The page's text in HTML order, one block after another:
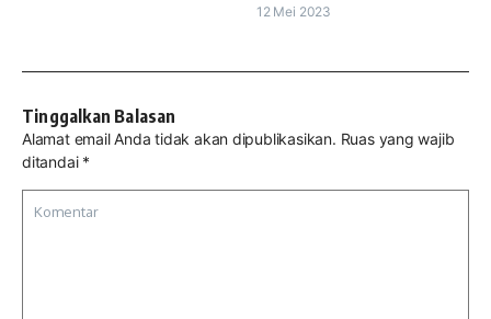
12 Mei 2023
Tinggalkan Balasan
Alamat email Anda tidak akan dipublikasikan. Ruas yang wajib
ditandai *